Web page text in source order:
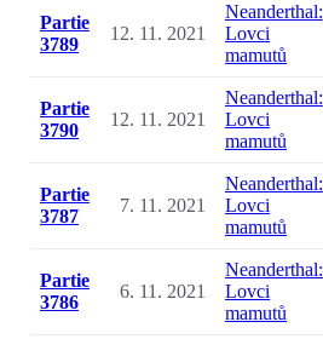
Partie
3789
12. 11. 2021
Neanderthal:
Lovci
mamutů
Partie
3790
12. 11. 2021
Neanderthal:
Lovci
mamutů
Partie
3787
7. 11. 2021
Neanderthal:
Lovci
mamutů
Partie
3786
6. 11. 2021
Neanderthal:
Lovci
mamutů